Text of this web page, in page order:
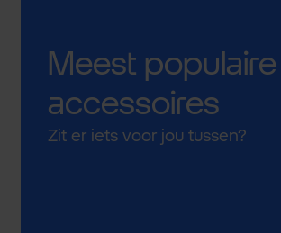
Meest populaire
accessoires
Zit er iets voor jou tussen?